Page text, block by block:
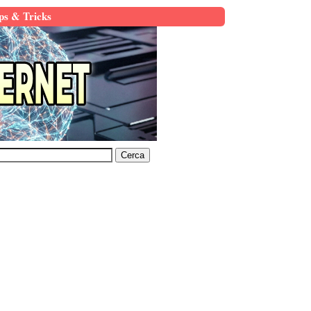
& Tricks